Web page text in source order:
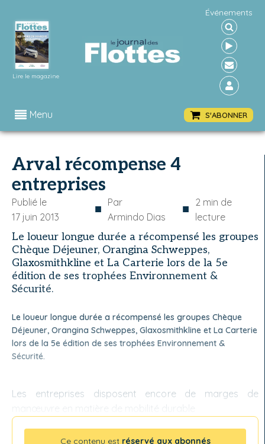
Lire le magazine
Événements
Menu S'ABONNER
Arval récompense 4
entreprises
Publié le
17 juin 2013
■ Par
Armindo Dias
■ 2 min de
lecture
Le loueur longue durée a récompensé les groupes
Chèque Déjeuner, Orangina Schweppes,
Glaxosmithkline et La Carterie lors de la 5e
édition de ses trophées Environnement &
Sécurité.
Le loueur longue durée a récompensé les groupes Chèque
Déjeuner, Orangina Schweppes, Glaxosmithkline et La Carterie
lors de la 5e édition de ses trophées Environnement &
Sécurité.
Les entreprises disposent encore de marges de
Ce contenu est réservé aux abonnés